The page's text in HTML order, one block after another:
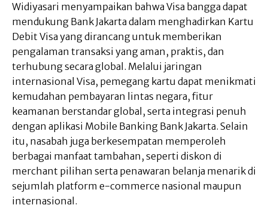
Widiyasari menyampaikan bahwa Visa bangga dapat
mendukung Bank Jakarta dalam menghadirkan Kartu
Debit Visa yang dirancang untuk memberikan
pengalaman transaksi yang aman, praktis, dan
terhubung secara global. Melalui jaringan
internasional Visa, pemegang kartu dapat menikmati
kemudahan pembayaran lintas negara, fitur
keamanan berstandar global, serta integrasi penuh
dengan aplikasi Mobile Banking Bank Jakarta. Selain
itu, nasabah juga berkesempatan memperoleh
berbagai manfaat tambahan, seperti diskon di
merchant pilihan serta penawaran belanja menarik di
sejumlah platform e-commerce nasional maupun
internasional.